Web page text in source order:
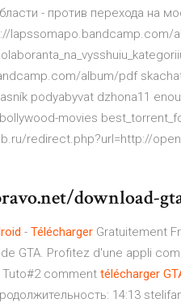
- против перехода на
lapssomapo.bandcamp.com/
album/pdf
podyabyvat dzhona11
movies
redirect.php?url=http://
download-
- Télécharger Gratuitement
GTA. Profitez d'une appli
Tuto#2 comment télécharger
14:13